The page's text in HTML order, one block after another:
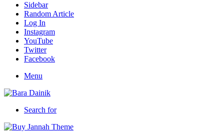
Sidebar
Random Article
Log In
Instagram
YouTube
Twitter
Facebook
Menu
Search for